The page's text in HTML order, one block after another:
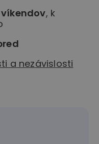
, k
a nezávislosti